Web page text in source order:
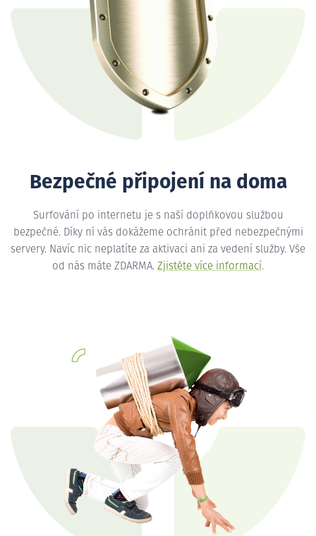
Bezpečné připojení na doma
Surfování po internetu je s naší doplňkovou službou
bezpečné. Díky ní vás dokážeme ochránit před nebezpečnými
servery. Navíc nic neplatíte za aktivaci ani za vedení služby. Vše
od nás máte ZDARMA. Zjistěte více informací.